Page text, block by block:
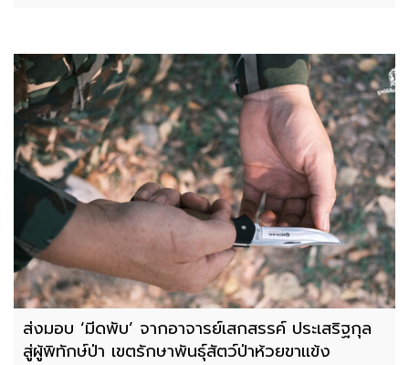
ส่งมอบ ‘มีดพับ’ จากอาจารย์เสกสรรค์ ประเสริฐกุล
สู่ผู้พิทักษ์ป่า เขตรักษาพันธุ์สัตว์ป่าห้วยขาเเข้ง